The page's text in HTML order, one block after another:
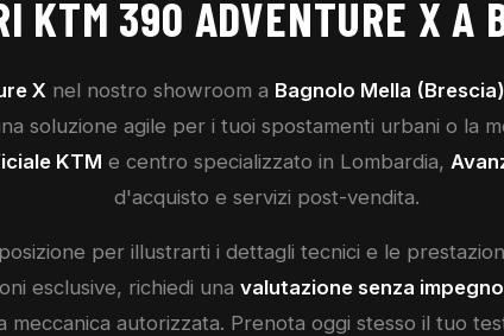
KTM 390 ADVENTURE X A
X nel nostro showroom a Bagnolo Mella (Brescia)
soluzione agile per i tuoi spostamenti urbani o la
KTM e centro specializzato in Lombardia,
d'acquisto e servizi post-vendita.
per illustrarti i dettagli tecnici e le
esclusive, richiedi una valutazione senza
autorizzata. Prenota oggi stesso il tuo